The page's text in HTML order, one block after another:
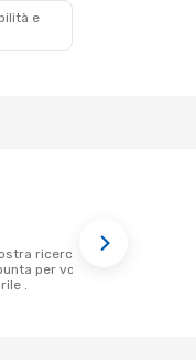
e
per volare
.